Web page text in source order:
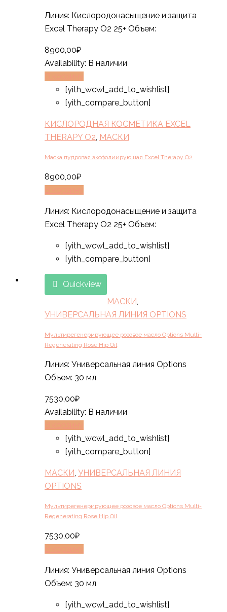
Линия: Кислородонасыщение и защита
Excel Therapy O2 25+ Объем:
8900,00₽
Availability: В наличии
[yith_wcwl_add_to_wishlist]
[yith_compare_button]
КИСЛОРОДНАЯ КОСМЕТИКА EXCEL
THERAPY O2 МАСКИ
Маска пудровая эксфолиирующая Excel Therapy O2
8900,00₽
Линия: Кислородонасыщение и защита
Excel Therapy O2 25+ Объем:
[yith_wcwl_add_to_wishlist]
[yith_compare_button]
Quickview
МАСКИ
УНИВЕРСАЛЬНАЯ ЛИНИЯ OPTIONS
Мультирегенерирующее розовое масло Options Multi-
Regenerating Rose Hip Oil
Линия: Универсальная линия Options
Объем: 30 мл
7530,00₽
Availability: В наличии
[yith_wcwl_add_to_wishlist]
[yith_compare_button]
МАСКИ УНИВЕРСАЛЬНАЯ ЛИНИЯ
OPTIONS
Мультирегенерирующее розовое масло Options Multi-
Regenerating Rose Hip Oil
7530,00₽
Линия: Универсальная линия Options
Объем: 30 мл
[yith_wcwl_add_to_wishlist]